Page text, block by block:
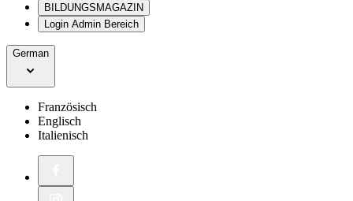
BILDUNGSMAGAZIN
Login Admin Bereich
German
Französisch
Englisch
Italienisch